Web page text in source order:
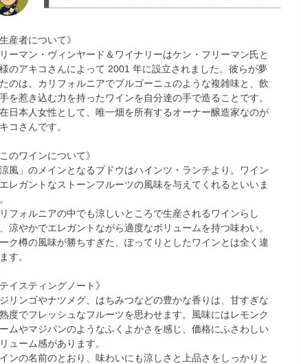
生産者について》
ーマン・ヴィンヤード＆ワイナリーはケン・フリーマン氏と
のアキコさんによって 2001 年に設立されました。彼らが夢
のは、カリフォルニアでブルゴーニュのような複雑味と、飲
を惹き込む力を持ったワインを自分達の手で造ることです。
日本人女性として、唯一畑を所有するオーナー醸造家なのが
コさんです。
このワインについて》
涼風」のメインとなるブドウはハインツ・ランチより。ワイン
レガントなストーンフルーツの風味を与えてくれるといいま
フォルニアの中でも涼しいところで生産されるワインらし
涼やかでエレガントながら適度なボリュームを持つ味わい。
ク樽の風味が勝ちすぎた、ぽってりとしたワインとは全く違
す。
テイスティングノート》
リンゴやナツメグ、はちみつなどの豊かな香りは、甘すぎな
度でフレッシュなフルーツを思わせます。風味にはレモンク
ムやマジパンのようなふくよかさを感じ、価格にふさわしい
ューム感があります。
ンの名前のとおり、味わいにも涼しさと上品さをしっかりと